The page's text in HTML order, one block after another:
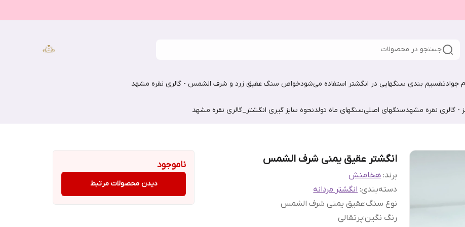
جستجو در محصولات
جوادتقسیم بندی سنگهایی در انگشتر استفاده می‌شودخواص سنگ عقیق زرد و شرف الشمس - گالری نقره مشهد
گالری نقره مشهدسنگهای اصلیسنگهای ماه تولدنحوه سایز گیری انگشتر_گالری نقره مشهد
انگشتر عقیق یمنی شرف الشمس
برند: هخامنش
دسته‌بندی:انگشتر مردانه
نوع سنگ:عقیق یمنی شرف الشمس
رنگ نگین:پرتقالی
ناموجود
دیدن محصولات مرتبط